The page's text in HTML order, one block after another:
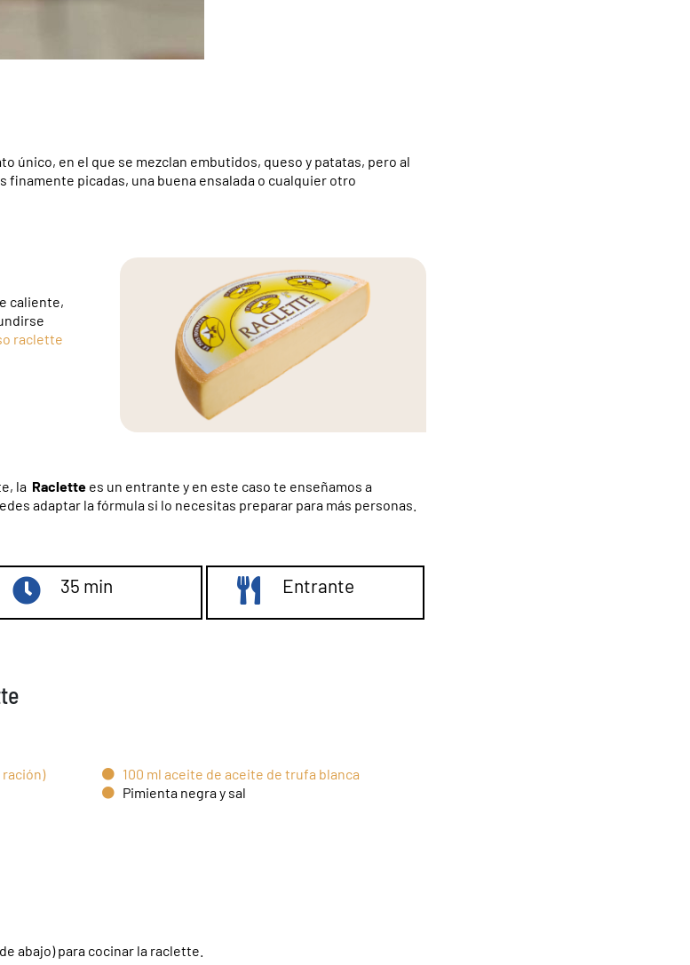
único, en el que se mezclan embutidos, queso y patatas, pero al
finamente picadas, una buena ensalada o cualquier otro
caliente,
raclette
la Raclette es un entrante y en este caso te enseñamos a
adaptar la fórmula si lo necesitas preparar para más personas.
35 min Entrante
100 ml aceite de aceite de trufa blanca
Pimienta negra y sal
abajo) para cocinar la raclette.